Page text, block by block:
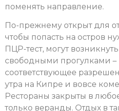
поменять направление.
По-прежнему открыт для
чтобы попасть на остров
ПЦР-тест, могут
свободными прогулками –
соответствующее
утра на Кипре и вовсе
Рестораны закрыты в
только веранды. Отдых в